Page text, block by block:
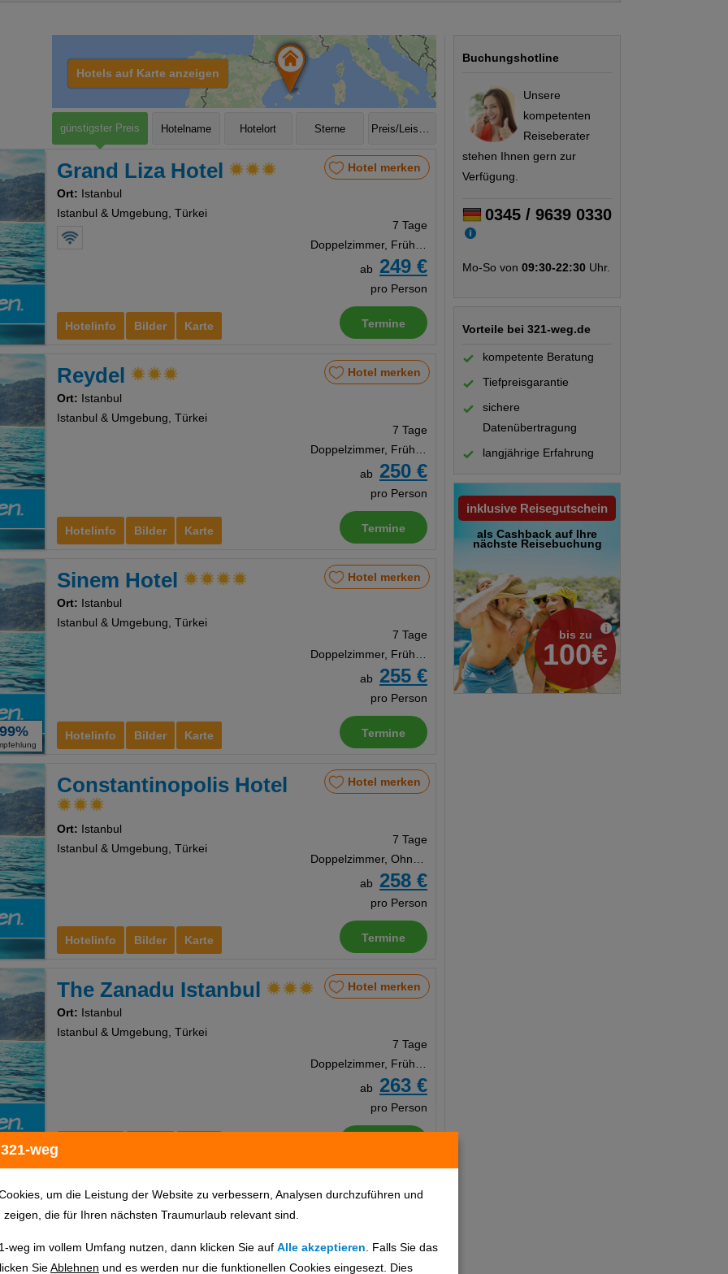
weg
um die Leistung der Website zu verbessern, Analysen durchzuführen und
die für Ihren nächsten Traumurlaub relevant sind.
weg im vollem Umfang nutzen, dann klicken Sie auf Alle akzeptieren . Falls Sie das
SieAblehnen und es werden nur die funktionellen Cookies eingesezt. Dies
Buchungshotline
Unsere
kompetenten
Reiseberater
stehen Ihnen gern zur
Verfügung.
0345 / 9639 0330
Mo-So von 09:30-22:30 Uhr.
Vorteile bei 321-weg.de
kompetente Beratung
Tiefpreisgarantie
sichere
Datenübertragung
langjährige Erfahrung
inklusive Reisegutschein
als Cashback auf Ihre
nächste Reisebuchung
bis zu
100€
Hotels auf Karte anzeigen
günstigster Preis Hotelname Hotelort Sterne Preis/Leistung
Hotelinfo Bilder Karte
Grand Liza Hotel
Ort: Istanbul
Istanbul & Umgebung, Türkei
Hotel merken
7 Tage
Doppelzimmer, Frühstück
ab
249 €
pro Person
Termine
Hotelinfo Bilder Karte
Reydel
Ort: Istanbul
Istanbul & Umgebung, Türkei
Hotel merken
7 Tage
Doppelzimmer, Frühstück
ab
250 €
pro Person
Termine
99% Hotelinfo Bilder Karte
Sinem Hotel
Ort: Istanbul
Istanbul & Umgebung, Türkei
Hotel merken
7 Tage
Doppelzimmer, Frühstück
ab
255 €
pro Person
Termine
Hotelinfo Bilder Karte
Constantinopolis Hotel
Ort: Istanbul
Istanbul & Umgebung, Türkei
Hotel merken
7 Tage
Doppelzimmer, Ohne Verpflegung
ab
258 €
pro Person
Termine
The Zanadu Istanbul
Ort: Istanbul
Istanbul & Umgebung, Türkei
Hotel merken
7 Tage
Doppelzimmer, Frühstück
ab
263 €
pro Person
Grand Milan Hotel
Ort: Istanbul
Hotel merken
7 Tage